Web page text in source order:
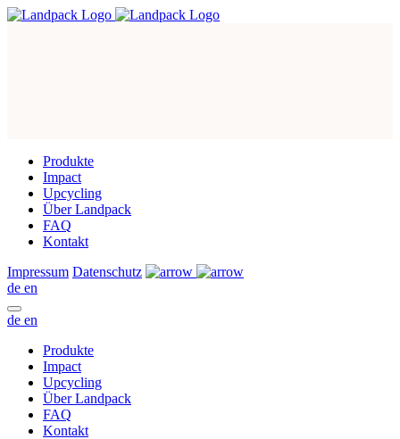
Produkte
Impact
Upcycling
Über Landpack
FAQ
Kontakt
Impressum Datenschutz
de en
de en
Produkte
Impact
Upcycling
Über Landpack
FAQ
Kontakt